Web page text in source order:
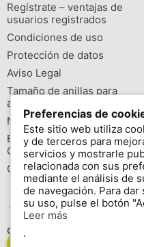
Regístrate – ventajas de
usuarios registrados
Condiciones de uso
Protección de datos
Aviso Legal
Tamaño de anillas para
aves
Newsletter
Buscador de especies
Cites
Colores de las anillas
Preferencias de
Este sitio web utiliza
y de terceros para
servicios y mostrarle
relacionada con sus
mediante el análisis de
de navegación. Para
su uso, pulse el botón
Leer más
.
Contáctenos
Copyright © 2026 www.aviornis.net